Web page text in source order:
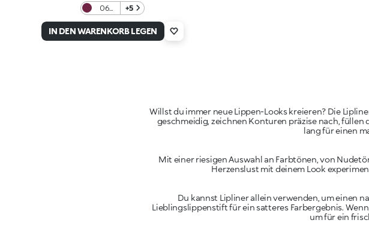
06
Crush
+5
IN DEN WARENKORB LEGEN
Willst du immer neue Lippen-Looks kreieren? Die
geschmeidig, zeichnen Konturen präzise nach, füllen
Mit einer riesigen Auswahl an Farbtönen, von
Herzenslust mit deinem Look
Du kannst Lipliner allein verwenden, um einen
Lieblingslippenstift für ein satteres Farbergebnis.